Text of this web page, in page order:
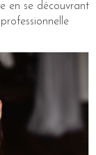
en se découvrant